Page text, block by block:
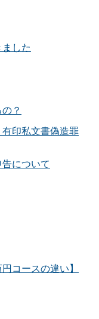
した
？
印私文書偽造罪
について
コースの違い】